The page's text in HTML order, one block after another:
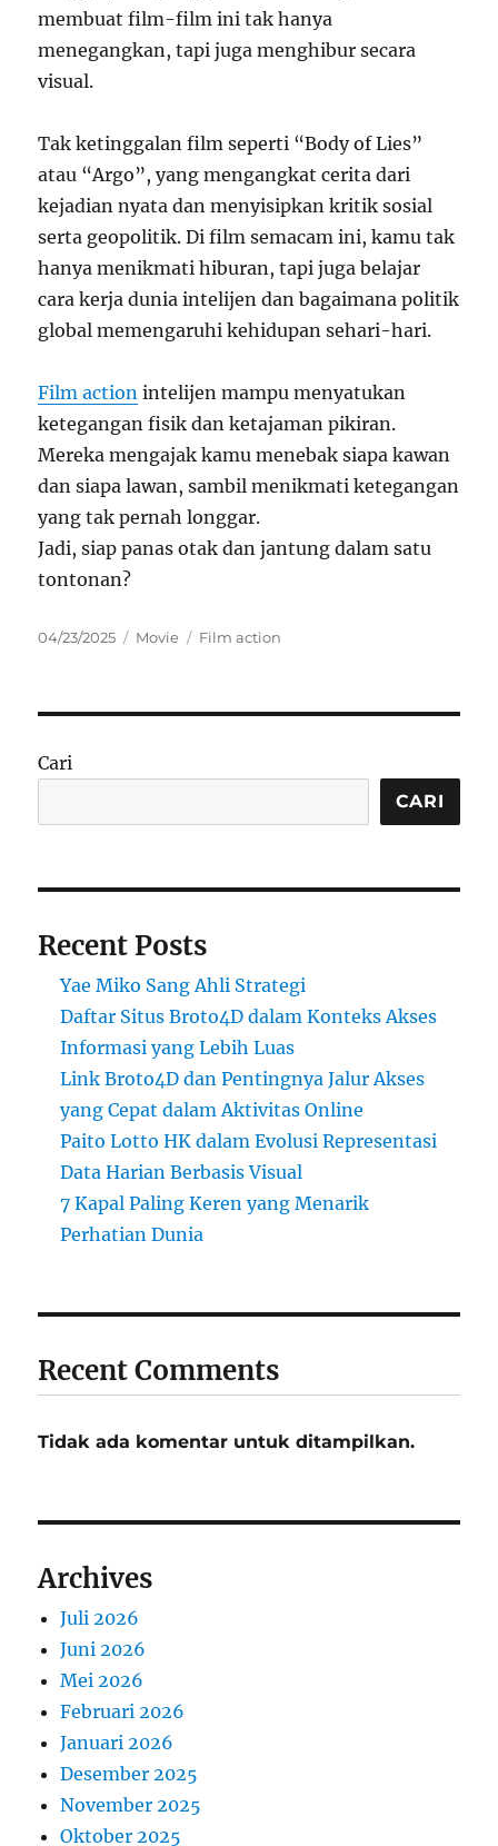
membuat film-film ini tak hanya
menegangkan, tapi juga menghibur secara
visual.
Tak ketinggalan film seperti “Body of Lies”
atau “Argo”, yang mengangkat cerita dari
kejadian nyata dan menyisipkan kritik sosial
serta geopolitik. Di film semacam ini, kamu tak
hanya menikmati hiburan, tapi juga belajar
cara kerja dunia intelijen dan bagaimana politik
global memengaruhi kehidupan sehari-hari.
Film action intelijen mampu menyatukan
ketegangan fisik dan ketajaman pikiran.
Mereka mengajak kamu menebak siapa kawan
dan siapa lawan, sambil menikmati ketegangan
yang tak pernah longgar.
Jadi, siap panas otak dan jantung dalam satu
tontonan?
Posted
04/23/2025 Categories
Movie Tags
Film action
Cari
CARI
Recent Posts
Yae Miko Sang Ahli Strategi
Daftar Situs Broto4D dalam Konteks Akses
Informasi yang Lebih Luas
Link Broto4D dan Pentingnya Jalur Akses
yang Cepat dalam Aktivitas Online
Paito Lotto HK dalam Evolusi Representasi
Data Harian Berbasis Visual
7 Kapal Paling Keren yang Menarik
Perhatian Dunia
Recent Comments
Tidak ada komentar untuk ditampilkan.
Archives
Juli 2026
Juni 2026
Mei 2026
Februari 2026
Januari 2026
Desember 2025
November 2025
Oktober 2025